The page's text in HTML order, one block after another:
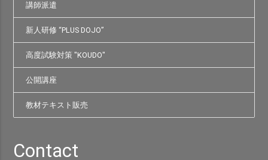
講師派遣
新人研修 “PLUS DOJO”
高度試験対策 "KOUDO"
公開講座
教材テキスト販売
Contact